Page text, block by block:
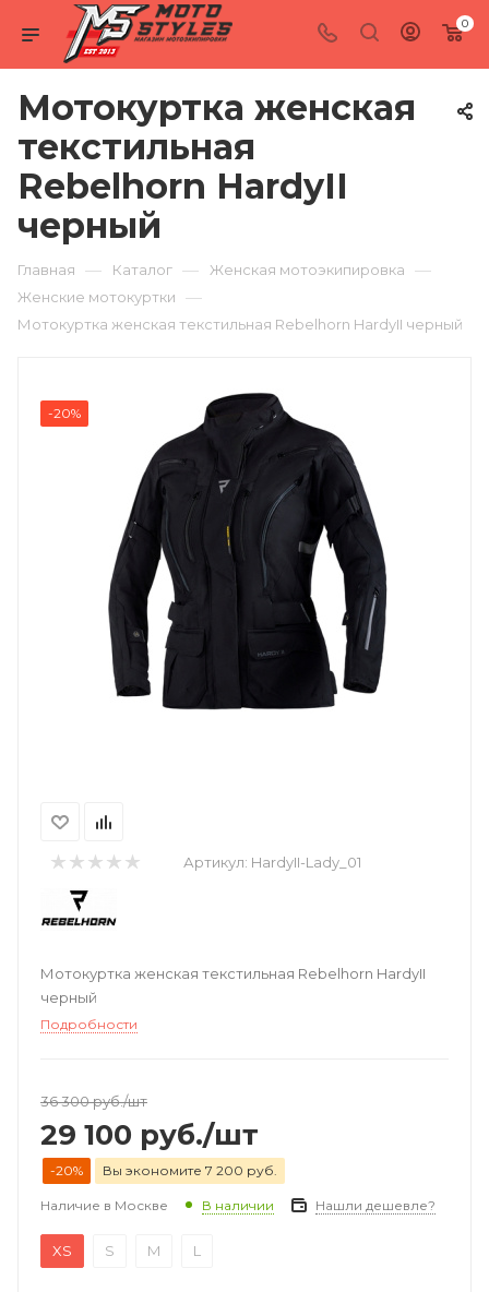
0
Мотокуртка женская
текстильная
Rebelhorn HardyII
черный
Главная — Каталог — Женская мотоэкипировка —
Женские мотокуртки —
Мотокуртка женская текстильная Rebelhorn HardyII черный
-20%
Артикул: HardyII-Lady_01
Мотокуртка женская текстильная Rebelhorn HardyII
черный
Подробности
36 300руб./шт
29 100 руб./шт
-20% Вы экономите 7 200 руб.
Наличие в Москве В наличии Нашли дешевле?
XS S M L